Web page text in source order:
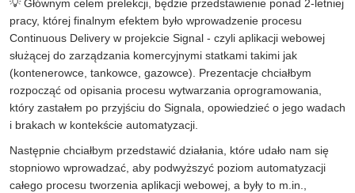
💡 Głównym celem prelekcji, będzie przedstawienie ponad 2-letniej
pracy, której finalnym efektem było wprowadzenie procesu
Continuous Delivery w projekcie Signal - czyli aplikacji webowej
służącej do zarządzania komercyjnymi statkami takimi jak
(kontenerowce, tankowce, gazowce). Prezentacje chciałbym
rozpocząć od opisania procesu wytwarzania oprogramowania,
który zastałem po przyjściu do Signala, opowiedzieć o jego wadach
i brakach w kontekście automatyzacji.
Następnie chciałbym przedstawić działania, które udało nam się
stopniowo wprowadzać, aby podwyższyć poziom automatyzacji
całego procesu tworzenia aplikacji webowej, a były to m.in.,